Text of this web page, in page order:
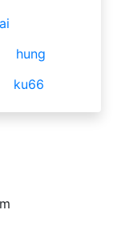
hung
ku66